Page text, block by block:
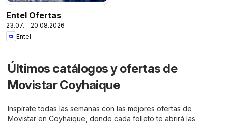
Entel Ofertas
23.07. - 20.08.2026
Entel
Últimos catálogos y ofertas de
Movistar Coyhaique
Inspírate todas las semanas con las mejores ofertas de
Movistar en Coyhaique, donde cada folleto te abrirá las